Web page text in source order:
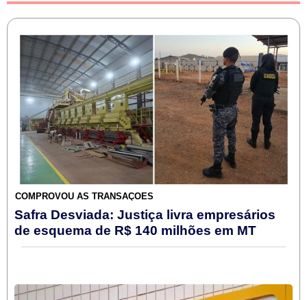
COMPROVOU AS TRANSAÇÕES
Safra Desviada: Justiça livra empresários
de esquema de R$ 140 milhões em MT